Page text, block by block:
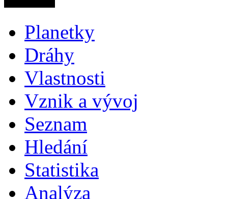
Planetky
Dráhy
Vlastnosti
Vznik a vývoj
Seznam
Hledání
Statistika
Analýza